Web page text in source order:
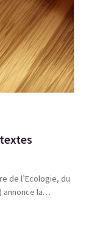
de l’Ecologie, du
annonce la…